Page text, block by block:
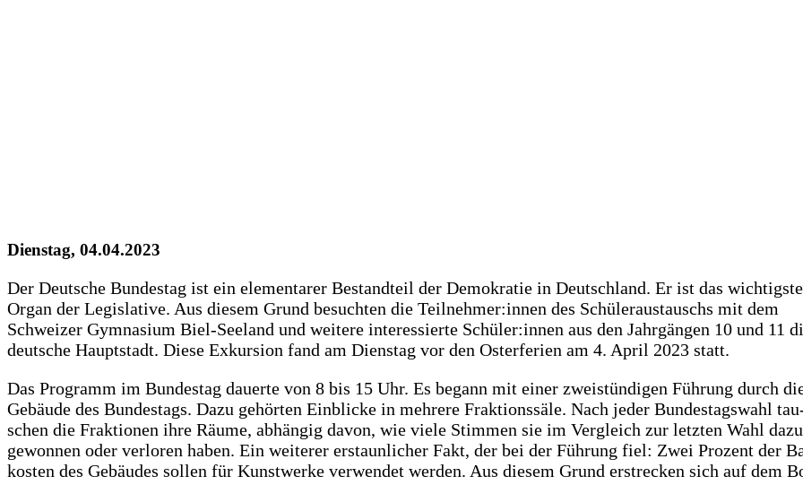
Dienstag, 04.04.2023
Der Deut­sche Bun­des­tag ist ein ele­men­ta­rer Bestand­teil der Demo­kra­tie in Deutsch­land. Er ist das wich­tigs­te
Organ der Legis­la­ti­ve. Aus die­sem Grund besuch­ten die Teilnehmer:innen des Schü­ler­aus­tauschs mit dem
Schwei­zer Gym­na­si­um Biel-See­land und wei­te­re inter­es­sier­te Schüler:innen aus den Jahr­gän­gen 10 und 11
deut­sche Haupt­stadt. Die­se Exkur­si­on fand am Diens­tag vor den Oster­fe­ri­en am 4. April 2023 statt.
Das Pro­gramm im Bun­des­tag dau­er­te von 8 bis 15 Uhr. Es begann mit einer zwei­stün­di­gen Füh­rung durch
Gebäu­de des Bun­des­tags. Dazu gehör­ten Ein­bli­cke in meh­re­re Frak­ti­ons­sä­le. Nach jeder Bun­des­tags­wahl
schen die Frak­tio­nen ihre Räu­me, abhän­gig davon, wie vie­le Stim­men sie im Ver­gleich zur letz­ten Wahl dazu
gewon­nen oder ver­lo­ren haben. Ein wei­te­rer erstaun­li­cher Fakt, der bei der Füh­rung fiel: Zwei Pro­zent der
kos­ten des Gebäu­des sol­len für Kunst­wer­ke ver­wen­det wer­den. Aus die­sem Grund erstre­cken sich auf dem